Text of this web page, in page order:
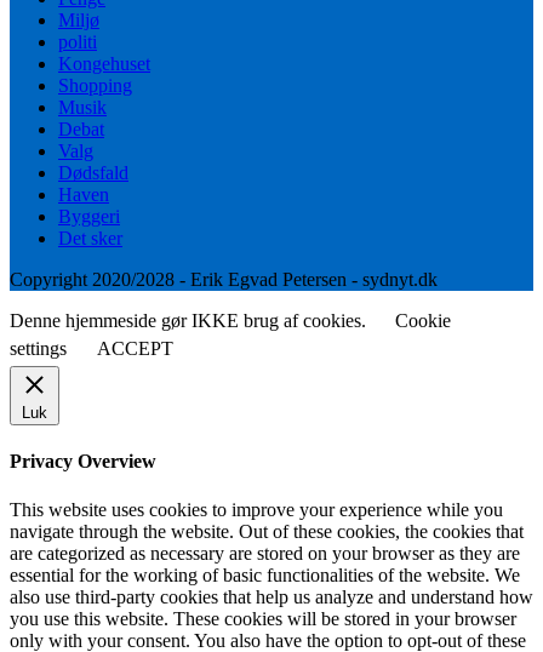
Miljø
politi
Kongehuset
Shopping
Musik
Debat
Valg
Dødsfald
Haven
Byggeri
Det sker
Copyright 2020/2028 - Erik Egvad Petersen - sydnyt.dk
Denne hjemmeside gør IKKE brug af cookies.
Cookie
settings
ACCEPT
Luk
Privacy Overview
This website uses cookies to improve your experience while you
navigate through the website. Out of these cookies, the cookies that
are categorized as necessary are stored on your browser as they are
essential for the working of basic functionalities of the website. We
also use third-party cookies that help us analyze and understand how
you use this website. These cookies will be stored in your browser
only with your consent. You also have the option to opt-out of these